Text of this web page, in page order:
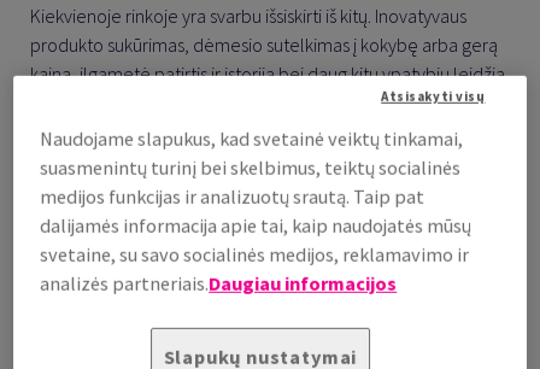
Kiekvienoje rinkoje yra svarbu išsiskirti iš kitų. Inovatyvaus
produkto sukūrimas, dėmesio sutelkimas į kokybę arba gerą
kainą, ilgametė patirtis ir istorija bei daug kitų ypatybių leidžia
įmonėms sukurti papildomą pridėtinę vertę. Švedų įmonė
„tershine“ nusprendė pasukti kitu keliu ir savo klientus
nestebinti pasiūlydami ne tik geros kokybės produktą, bet ir
neįprastą pakuotę.
Apie „tershine“
Naudojame slapukus, kad svetainė veiktų tinkamai,
suasmenintų turinį bei skelbimus, teiktų socialinės
medijos funkcijas ir analizuotų srautą. Taip pat
dalijamės informacija apie tai, kaip naudojatės mūsų
svetaine, su savo socialinės medijos, reklamavimo ir
analizės partneriais.Daugiau informacijos
Slapukų nustatymai
Atsisakyti visų